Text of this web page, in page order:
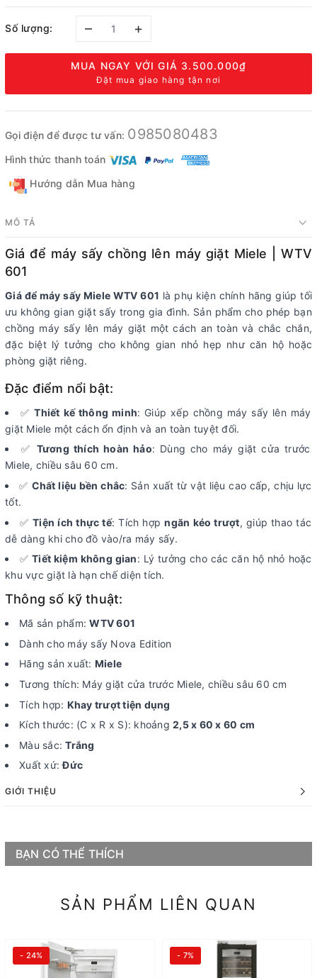
Số lượng: – +
MUA NGAY VỚI GIÁ 3.500.000₫
Đặt mua giao hàng tận nơi
Gọi điện để được tư vấn: 0985080483
Hình thức thanh toán
Hướng dẫn Mua hàng
MÔ TẢ
Giá để máy sấy chồng lên máy giặt Miele | WTV
601
Giá để máy sấy Miele WTV 601 là phụ kiện chính hãng giúp tối
ưu không gian giặt sấy trong gia đình. Sản phẩm cho phép bạn
chồng máy sấy lên máy giặt một cách an toàn và chắc chắn,
đặc biệt lý tưởng cho không gian nhỏ hẹp như căn hộ hoặc
phòng giặt riêng.
Đặc điểm nổi bật:
✅Thiết kế thông minh: Giúp xếp chồng máy sấy lên máy
giặt Miele một cách ổn định và an toàn tuyệt đối.
✅ Tương thích hoàn hảo: Dùng cho máy giặt cửa trước
Miele, chiều sâu 60 cm.
✅ Chất liệu bền chắc: Sản xuất từ vật liệu cao cấp, chịu lực
tốt.
✅Tiện ích thực tế: Tích hợpngăn kéo trượt, giúp thao tác
dễ dàng khi cho đồ vào/ra máy sấy.
✅Tiết kiệm không gian: Lý tưởng cho các căn hộ nhỏ hoặc
khu vực giặt là hạn chế diện tích.
Thông số kỹ thuật:
Mã sản phẩm:WTV 601
Dành cho máy sấy Nova Edition
Hãng sản xuất: Miele
Tương thích: Máy giặt cửa trước Miele, chiều sâu 60 cm
Tích hợp: Khay trượt tiện dụng
Kích thước: (C x R x S): khoảng 2,5 x 60 x 60 cm
Màu sắc:Trắng
Xuất xứ:Đức
GIỚI THIỆU
BẠN CÓ THỂ THÍCH
SẢN PHẨM LIÊN QUAN
- 24% - 7%